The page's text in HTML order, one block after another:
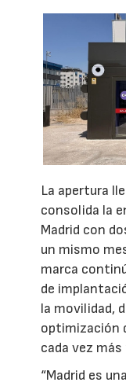
La apertura
consolida la
Madrid con
un mismo
marca
de
la movilidad,
optimización
cada vez
“Madrid es